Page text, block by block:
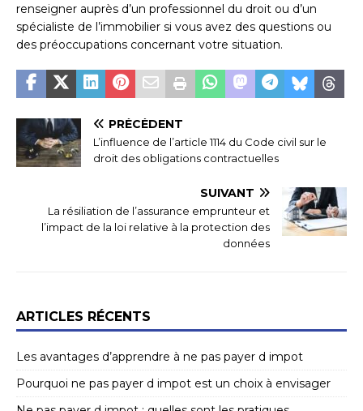
renseigner auprès d’un professionnel du droit ou d’un
spécialiste de l’immobilier si vous avez des questions ou
des préoccupations concernant votre situation.
PRÉCÉDENT
L’influence de l’article 1114 du Code civil sur le
droit des obligations contractuelles
SUIVANT
La résiliation de l’assurance emprunteur et
l’impact de la loi relative à la protection des
données
ARTICLES RÉCENTS
Les avantages d’apprendre à ne pas payer d impot
Pourquoi ne pas payer d impot est un choix à envisager